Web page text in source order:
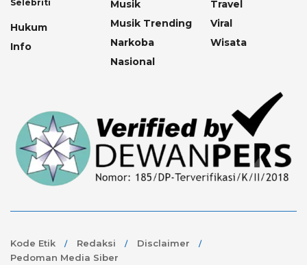
Selebriti
Hukum
Info
Musik
Musik Trending
Narkoba
Nasional
Travel
Viral
Wisata
Kode Etik Redaksi
Disclaimer
Pedoman Media Siber